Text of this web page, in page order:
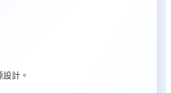
計。